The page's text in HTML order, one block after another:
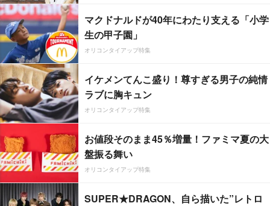
マクドナルドが40年にわたり支える「小学
生の甲子園」
オリコンタイアップ特集
イケメンてんこ盛り！尊すぎる男子の純情
ラブに胸キュン
オリコンタイアップ特集
お値段そのまま45％増量！ファミマ夏の大
盤振る舞い
オリコンタイアップ特集
SUPER★DRAGON、自ら描いた”レトロ